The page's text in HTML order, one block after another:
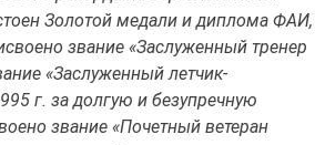
Золотой медали и диплома ФАИ,
звание «Заслуженный тренер
«Заслуженный летчик-
г. за долгую и безупречную
звание «Почетный ветеран